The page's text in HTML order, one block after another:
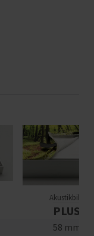
Akustikbild
PLUS
58 mm